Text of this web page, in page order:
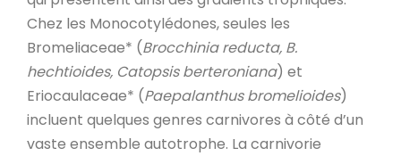
Chez les Monocotylédones, seules les
Bromeliaceae* (Brocchinia reducta, B.
hechtioides, Catopsis berteroniana) et
Eriocaulaceae* (Paepalanthus bromelioides)
incluent quelques genres carnivores à côté d’un
vaste ensemble autotrophe. La carnivorie